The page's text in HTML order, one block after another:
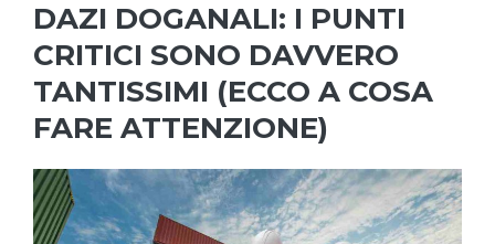
DAZI DOGANALI: I PUNTI
CRITICI SONO DAVVERO
TANTISSIMI (ECCO A COSA
FARE ATTENZIONE)